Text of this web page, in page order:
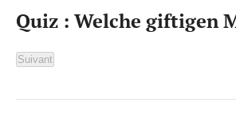
Quiz : Welche giftigen
Suivant